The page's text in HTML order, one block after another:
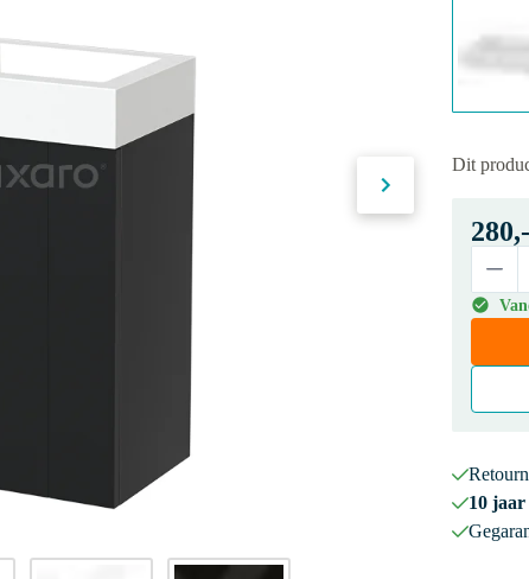
Dit
280,-
10 jaar